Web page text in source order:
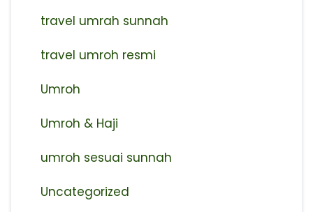
travel umrah sunnah
travel umroh resmi
Umroh
Umroh & Haji
umroh sesuai sunnah
Uncategorized